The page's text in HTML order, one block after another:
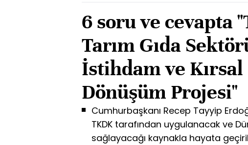
6 soru ve cevapta
Tarım Gıda
İstihdam ve
Dönüşüm Projesi"
Cumhurbaşkanı Recep Tayyip
TKDK tarafından uygulanacak ve
sağlayacağı kaynakla hayata